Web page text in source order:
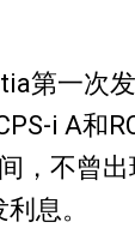
第一次
i A和
，不曾
息。